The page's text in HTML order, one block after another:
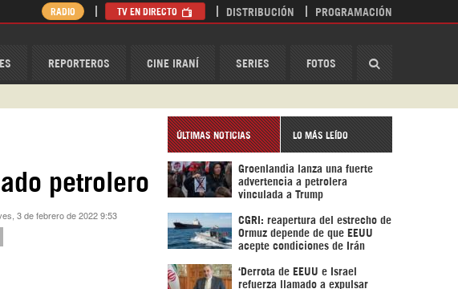
REPORTEROS CINE IRANÍ SERIES FOTOS
RADIO TV EN DIRECTO DISTRIBUCIÓN PROGRAMACIÓN
petrolero
3 de febrero de 2022 9:53
ÚLTIMAS NOTICIAS LO MÁS LEÍDO
Groenlandia lanza una fuerte
advertencia a petrolera
vinculada a Trump
CGRI: reapertura del estrecho de
Ormuz depende de que EEUU
acepte condiciones de Irán
‘Derrota de EEUU e Israel
refuerza llamado a expulsar